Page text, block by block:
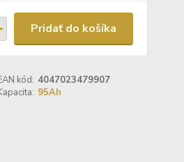
Pridať do košíka
kód: 4047023479907
95Ah